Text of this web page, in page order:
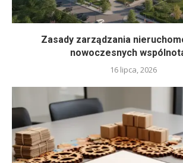
Zasady zarządzania
nowoczesnych
16 lipca, 2026